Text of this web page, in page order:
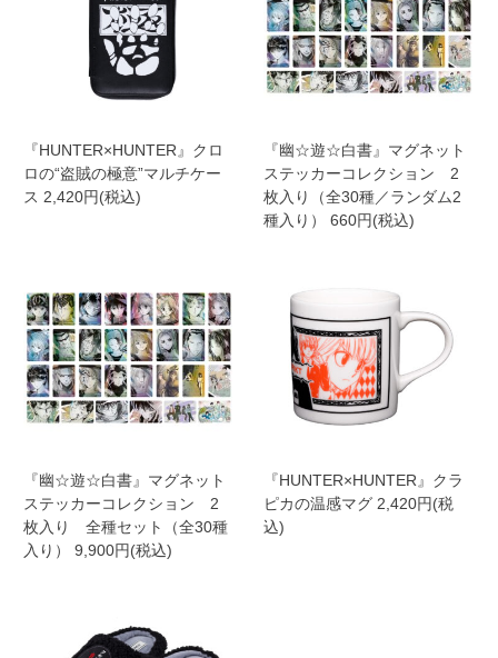
『HUNTER×HUNTER』クロ
ロの“盗賊の極意”マルチケー
ス 2,420円(税込)
『幽☆遊☆白書』マグネット
ステッカーコレクション 2
枚入り（全30種／ランダム2
種入り） 660円(税込)
『幽☆遊☆白書』マグネット
ステッカーコレクション 2
枚入り 全種セット（全30種
入り） 9,900円(税込)
『HUNTER×HUNTER』クラ
ピカの温感マグ 2,420円(税
込)